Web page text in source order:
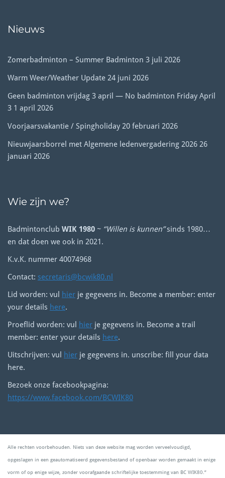
Nieuws
Zomerbadminton – Summer Badminton 3 juli 2026
Warm Weer/Weather Update 24 juni 2026
Geen badminton vrijdag 3 april — No badminton Friday April
3 1 april 2026
Voorjaarsvakantie / Spingholiday 20 februari 2026
Nieuwjaarsborrel met Algemene ledenvergadering 2026 26
januari 2026
Wie zijn we?
Badmintonclub WIK 1980 ~ “Willen is kunnen”sinds 1980…
en dat doen we ook in 2021.
K.v.K. nummer 40074968
Contact: secretaris@bcwik80.nl
Lid worden: vul
hier je gegevens in. Become a member: enter
your details here.
Proeflid worden: vul
hier je gegevens in. Become a trail
member: enter your details here.
Uitschrijven: vul
hier je gegevens in. unscribe: fill your data
here.
Bezoek onze facebookpagina:
https://www.facebook.com/BCWIK80
Alle rechten voorbehouden. Niets van deze website mag worden verveelvoudigd,
opgeslagen in een geautomatiseerd gegevensbestand of openbaar worden gemaakt in enige
vorm of op enige wijze, zonder voorafgaande schriftelijke toestemming van BC WIK80.”